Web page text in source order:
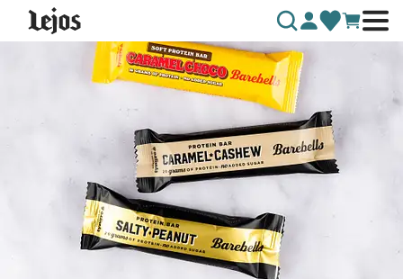
Siirry sisältöön